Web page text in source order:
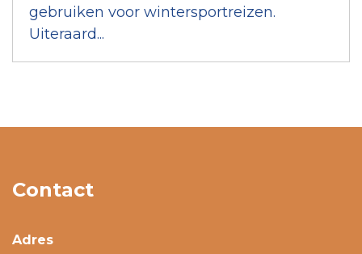
gebruiken voor wintersportreizen.
Uiteraard...
Contact
Adres